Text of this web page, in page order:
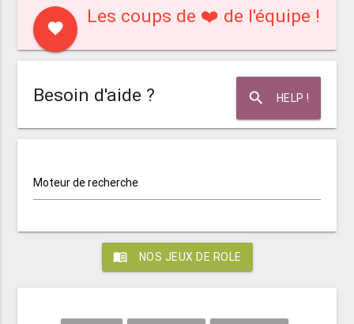
favorite
Les coups de ❤️ de l'équipe !
search HELP !
Besoin d'aide ?
Moteur de recherche
menu_book NOS JEUX DE ROLE